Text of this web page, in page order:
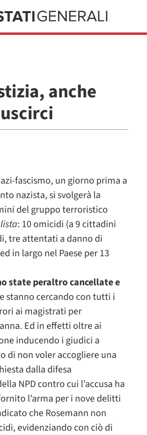
anche
fascismo, un giorno prima a
nazista, si svolgerà la
del gruppo terroristico
: 10 omicidi (a 9 cittadini
tre attentati a danno di
in largo nel Paese per 13
state peraltro cancellate e
stanno cercando con tutti i
ai magistrati per
Ed in effetti oltre ai
inducendo i giudici a
di non voler accogliere una
dalla difesa
NPD contro cui l’accusa ha
l’arma per i nove delitti
che Rosemann non
evidenziando con ciò di